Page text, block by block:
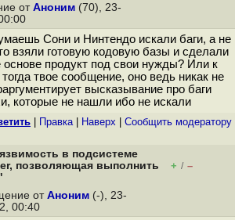
от Аноним (70), 23-
Сони и Нинтендо искали баги, а не
взяли готовую кодовую базы и сделали
основе продукт под свои нужды? Или к
твое сообщение, оно ведь никак не
высказывание про баги
которые не нашли ибо не искали
Правка| Наверх Cообщить модератору
в подсистеме
позволяющая выполнить
+ / –
от Аноним (-), 23-
00:40